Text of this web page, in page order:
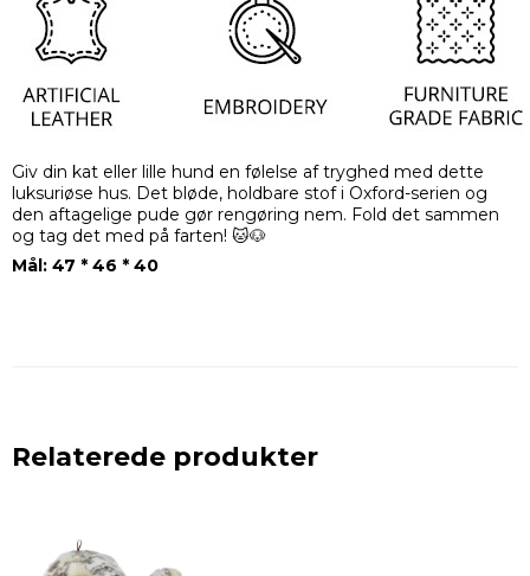
Giv din kat eller lille hund en følelse af tryghed med dette
luksuriøse hus. Det bløde, holdbare stof i Oxford-serien og
den aftagelige pude gør rengøring nem. Fold det sammen
og tag det med på farten! 🐱🐶
Mål: 47 * 46 * 40
Relaterede produkter